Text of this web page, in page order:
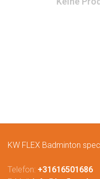
KW FLEX Badminton
Telefon: +31616501686